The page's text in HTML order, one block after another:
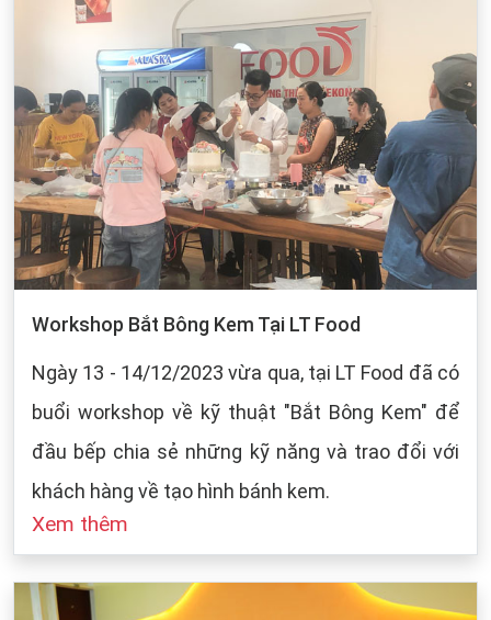
Workshop Bắt Bông Kem Tại LT Food
Ngày 13 - 14/12/2023 vừa qua, tại LT Food đã có
buổi workshop về kỹ thuật "Bắt Bông Kem" để
đầu bếp chia sẻ những kỹ năng và trao đổi với
khách hàng về tạo hình bánh kem.
Xem thêm